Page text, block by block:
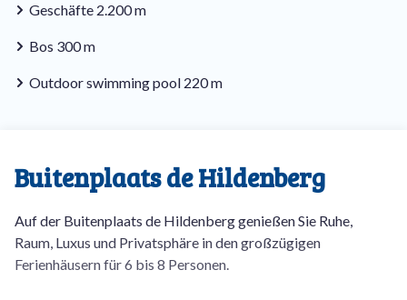
Geschäfte 2.200 m
Bos 300 m
Outdoor swimming pool 220 m
Buitenplaats de Hildenberg
Auf der Buitenplaats de Hildenberg genießen Sie Ruhe,
Raum, Luxus und Privatsphäre in den großzügigen
Ferienhäusern für 6 bis 8 Personen.